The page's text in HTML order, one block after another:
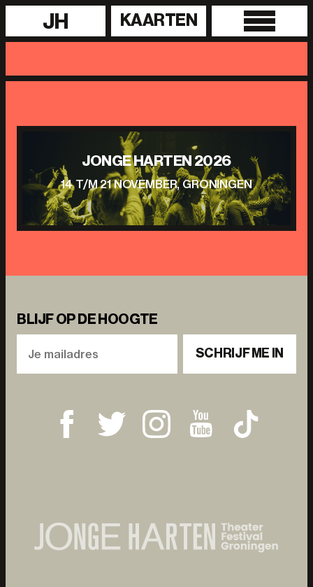
JH KAARTEN
JONGE HARTEN 2026
14 T/M 21 NOVEMBER, GRONINGEN
BLIJF OP DE HOOGTE
SCHRIJF ME IN